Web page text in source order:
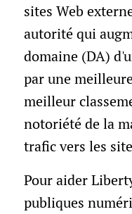
sites Web
autorité qui
domaine (DA)
par une
meilleur
notoriété de la
trafic vers les
Pour aider
publiques